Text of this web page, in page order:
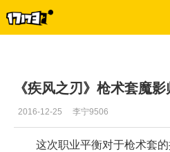
《疾风之刃》枪术套魔
2016-12-25 李宁9506
这次职业平衡对于枪术套的